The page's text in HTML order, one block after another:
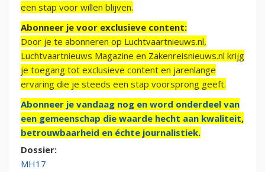
een stap voor willen blijven.
Abonneer je voor exclusieve content:
Door je te abonneren op Luchtvaartnieuws.nl,
Luchtvaartnieuws Magazine en Zakenreisnieuws.nl krijg
je toegang tot exclusieve content en jarenlange
ervaring die je steeds een stap voorsprong geeft.
Abonneer je vandaag nog en word onderdeel van
een gemeenschap die waarde hecht aan kwaliteit,
betrouwbaarheid en échte journalistiek.
Dossier:
MH17